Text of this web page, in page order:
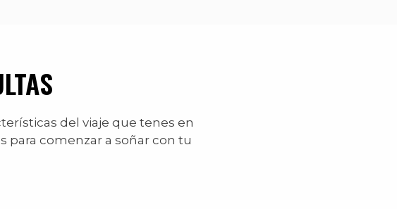
del viaje que tenes en
para comenzar a soñar con tu